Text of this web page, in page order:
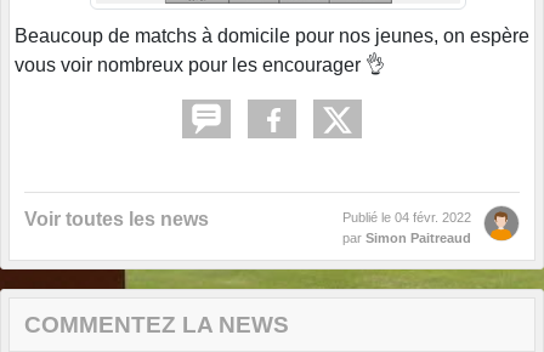
Beaucoup de matchs à domicile pour nos jeunes, on espère
vous voir nombreux pour les encourager 👌
Voir toutes les news Publié le 04 févr. 2022
par Simon Paitreaud
COMMENTEZ LA NEWS